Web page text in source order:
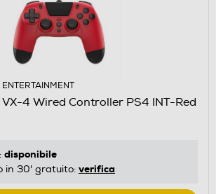
VX-4 Wired Controller PS4 INT-Red
disponibile
in 30' gratuito: verifica